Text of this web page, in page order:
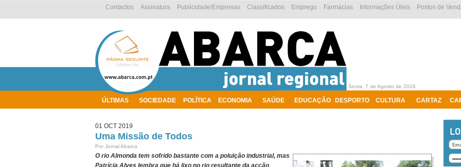
ÚLTIMAS SOCIEDADE POLÍTICA ECONOMIA SAÚDE EDUCAÇÃO DESPORTO CULTURA CARTAZ
Postos de
Informações Úteis
Farmácias
Emprego
Classificados
Publicidade/Empresas
Assinatura
Contactos
Sexta, 7 de Agosto de 2026
01 OCT 2019
Uma Missão de Todos
Por Jornal Abarca
O rio Almonda tem sofrido bastante com a poluição industrial, mas
Patrícia Alves lembra que há lixo no rio resultante da acção